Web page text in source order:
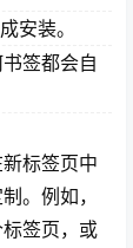
安装。
签都会自
标签页中
。例如，
签页，或